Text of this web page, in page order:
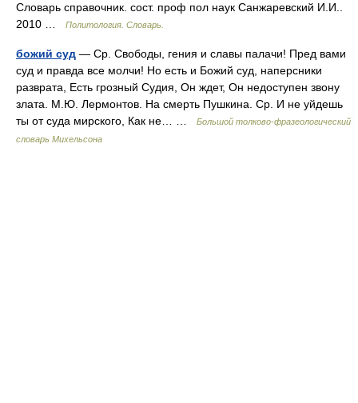
Словарь справочник. сост. проф пол наук Санжаревский И.И..
2010 …
Политология. Словарь.
божий суд — Ср. Свободы, гения и славы палачи! Пред вами
суд и правда все молчи! Но есть и Божий суд, наперсники
разврата, Есть грозный Судия, Он ждет, Он недоступен звону
злата. М.Ю. Лермонтов. На смерть Пушкина. Ср. И не уйдешь
ты от суда мирского, Как не… …
Большой толково-фразеологический
словарь Михельсона